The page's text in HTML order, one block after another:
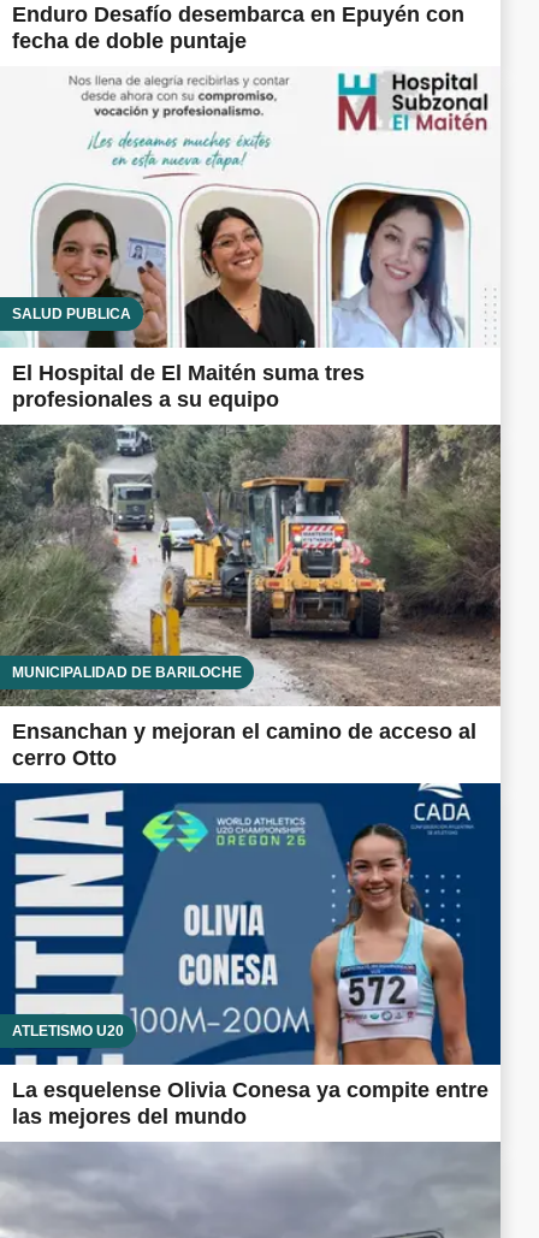
Enduro Desafío desembarca en Epuyén con
fecha de doble puntaje
SALUD PÚBLICA
El Hospital de El Maitén suma tres
profesionales a su equipo
MUNICIPALIDAD DE BARILOCHE
Ensanchan y mejoran el camino de acceso al
cerro Otto
ATLETISMO U20
La esquelense Olivia Conesa ya compite entre
las mejores del mundo